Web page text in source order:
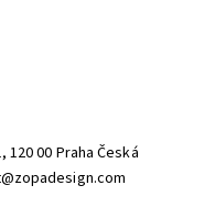
120 00 Praha Česká